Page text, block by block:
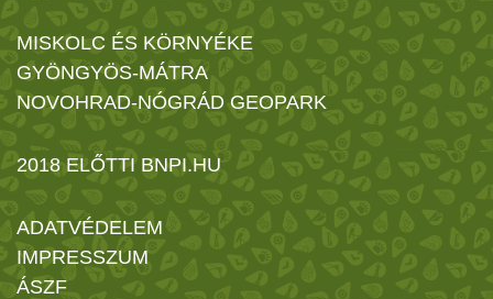
MISKOLC ÉS KÖRNYÉKE
GYÖNGYÖS-MÁTRA
NOVOHRAD-NÓGRÁD GEOPARK
2018 ELŐTTI BNPI.HU
ADATVÉDELEM
IMPRESSZUM
ÁSZF